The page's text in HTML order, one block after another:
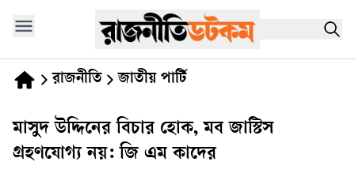
রাজনীতি জাতীয় পার্টি
মাসুদ উদ্দিনের বিচার হোক, মব জাস্টিস
গ্রহণযোগ‍্য নয়: জি এম কাদের